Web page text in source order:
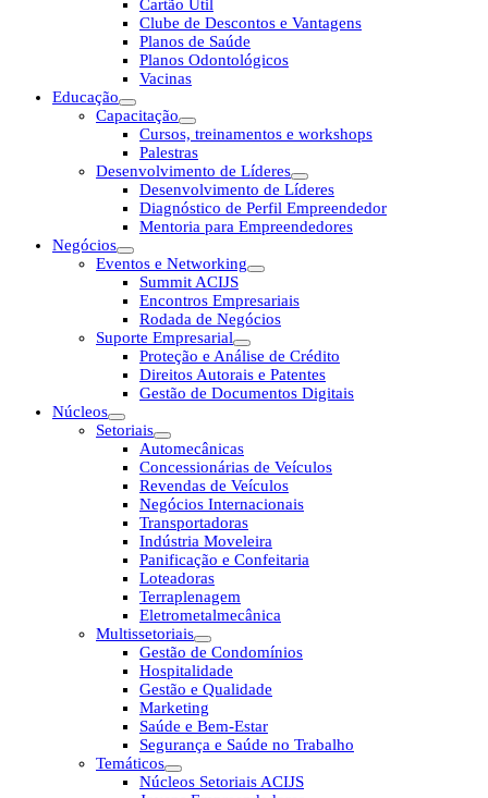
Cartão Útil
Clube de Descontos e Vantagens
Planos de Saúde
Planos Odontológicos
Vacinas
Educação
Capacitação
Cursos, treinamentos e workshops
Palestras
Desenvolvimento de Líderes
Desenvolvimento de Líderes
Diagnóstico de Perfil Empreendedor
Mentoria para Empreendedores
Negócios
Eventos e Networking
Summit ACIJS
Encontros Empresariais
Rodada de Negócios
Suporte Empresarial
Proteção e Análise de Crédito
Direitos Autorais e Patentes
Gestão de Documentos Digitais
Núcleos
Setoriais
Automecânicas
Concessionárias de Veículos
Revendas de Veículos
Negócios Internacionais
Transportadoras
Indústria Moveleira
Panificação e Confeitaria
Loteadoras
Terraplenagem
Eletrometalmecânica
Multissetoriais
Gestão de Condomínios
Hospitalidade
Gestão e Qualidade
Marketing
Saúde e Bem-Estar
Segurança e Saúde no Trabalho
Temáticos
Núcleos Setoriais ACIJS